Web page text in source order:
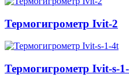
Термогигрометр Ivit-2
Термогигрометр Ivit-s-